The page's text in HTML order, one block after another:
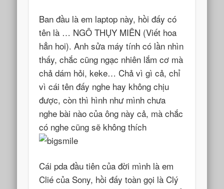
Ban đầu là em laptop này, hồi đấy có
tên là … NGÔ THỤY MIÊN (Viết hoa
hẳn hoi). Anh sửa máy tính có lần nhìn
thấy, chắc cũng ngạc nhiên lắm cơ mà
chả dám hỏi, keke… Chả vì gì cả, chỉ
vì cái tên đấy nghe hay không chịu
được, còn thì hình như mình chưa
nghe bài nào của ông này cả, mà chắc
có nghe cũng sẽ không thích
Cái pda đầu tiên của đời mình là em
Clié của Sony, hồi đấy toàn gọi là Clý